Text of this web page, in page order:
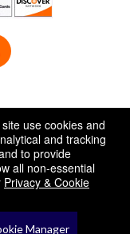
use cookies and
and tracking
to provide
all non-essential
Privacy & Cookie
Manager